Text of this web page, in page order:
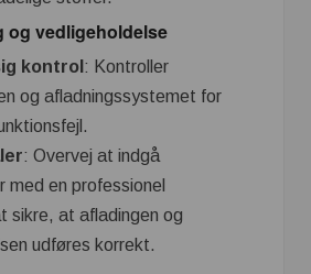
og vedligeholdelse
kontrol : Kontroller
og afladningssystemet for
: Overvej at indgå
med en professionel
sikre, at afladingen og
udføres korrekt.